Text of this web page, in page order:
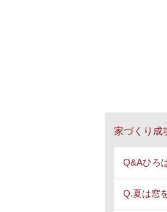
家づくり成
Q&Aひろ
Q.夏は窓